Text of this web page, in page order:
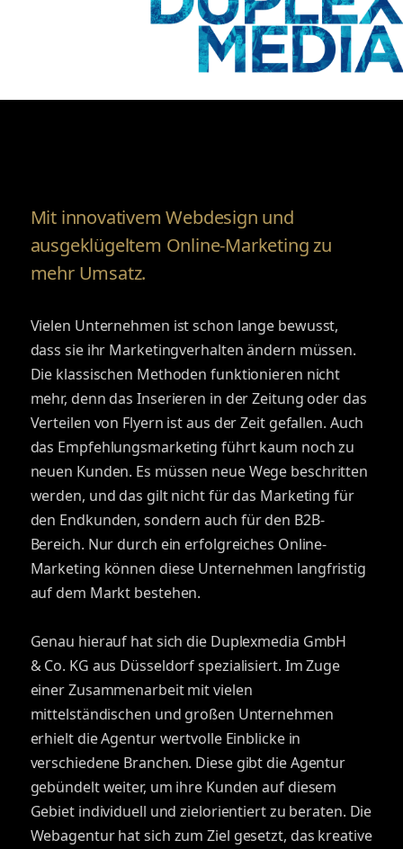
Mit innovativem Webdesign und
ausgeklügeltem Online-Marketing zu
mehr Umsatz.
Vielen Unternehmen ist schon lange bewusst,
dass sie ihr Marketingverhalten ändern müssen.
Die klassischen Methoden funktionieren nicht
mehr, denn das Inserieren in der Zeitung oder das
Verteilen von Flyern ist aus der Zeit gefallen. Auch
das Empfehlungsmarketing führt kaum noch zu
neuen Kunden. Es müssen neue Wege beschritten
werden, und das gilt nicht für das Marketing für
den Endkunden, sondern auch für den B2B-
Bereich. Nur durch ein erfolgreiches Online-
Marketing können diese Unternehmen langfristig
auf dem Markt bestehen.
Genau hierauf hat sich die Duplexmedia GmbH
& Co. KG aus Düsseldorf spezialisiert. Im Zuge
einer Zusammenarbeit mit vielen
mittelständischen und großen Unternehmen
erhielt die Agentur wertvolle Einblicke in
verschiedene Branchen. Diese gibt die Agentur
gebündelt weiter, um ihre Kunden auf diesem
Gebiet individuell und zielorientiert zu beraten. Die
Webagentur hat sich zum Ziel gesetzt, das kreative